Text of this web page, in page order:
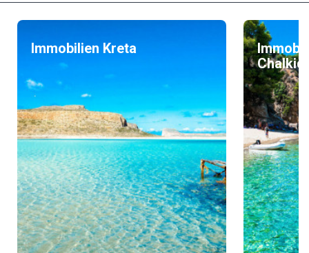
Immobilien Kreta